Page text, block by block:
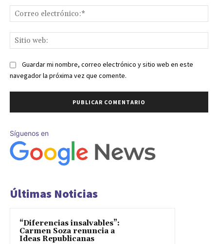
Guardar mi nombre, correo electrónico y sitio web en este
navegador la próxima vez que comente.
Síguenos en
Últimas Noticias
“Diferencias insalvables”:
Carmen Soza renuncia a
Ideas Republicanas